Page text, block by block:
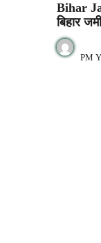
Bihar
बिहार
PM